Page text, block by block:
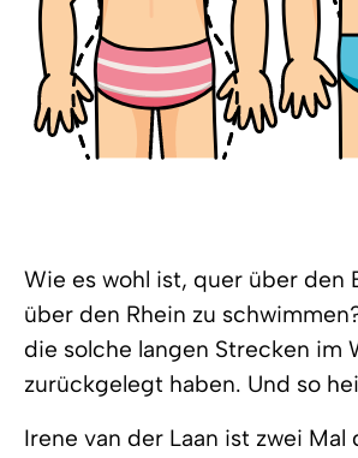
Wie es wohl ist, quer über den
über den Rhein zu
die solche langen Strecken im
zurückgelegt haben. Und so
Irene van der Laan ist zwei Mal